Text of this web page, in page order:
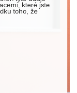
které jste
toho, že